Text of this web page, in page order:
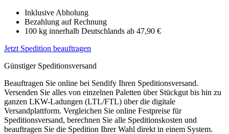
Inklusive Abholung
Bezahlung auf Rechnung
100 kg innerhalb Deutschlands ab 47,90 €
Jetzt Spedition beauftragen
Günstiger Speditionsversand
Beauftragen Sie online bei Sendify Ihren Speditionsversand.
Versenden Sie alles von einzelnen Paletten über Stückgut bis hin zu
ganzen LKW-Ladungen (LTL/FTL) über die digitale
Versandplattform. Vergleichen Sie online Festpreise für
Speditionsversand, berechnen Sie alle Speditionskosten und
beauftragen Sie die Spedition Ihrer Wahl direkt in einem System.